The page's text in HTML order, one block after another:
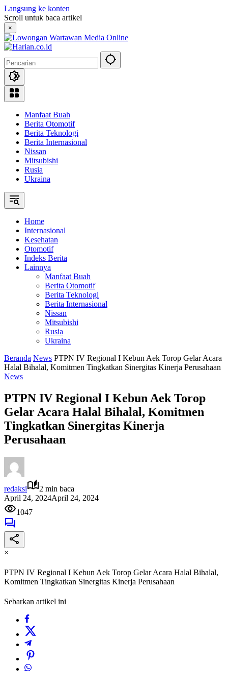
Langsung ke konten
Scroll untuk baca artikel
×
Manfaat Buah
Berita Otomotif
Berita Teknologi
Berita Internasional
Nissan
Mitsubishi
Rusia
Ukraina
Home
Internasional
Kesehatan
Otomotif
Indeks Berita
Lainnya
Manfaat Buah
Berita Otomotif
Berita Teknologi
Berita Internasional
Nissan
Mitsubishi
Rusia
Ukraina
Beranda News PTPN IV Regional I Kebun Aek Torop Gelar Acara
Halal Bihalal, Komitmen Tingkatkan Sinergitas Kinerja Perusahaan
News
PTPN IV Regional I Kebun Aek Torop
Gelar Acara Halal Bihalal, Komitmen
Tingkatkan Sinergitas Kinerja
Perusahaan
redaksi
2 min baca
April 24, 2024April 24, 2024
1047
×
PTPN IV Regional I Kebun Aek Torop Gelar Acara Halal Bihalal,
Komitmen Tingkatkan Sinergitas Kinerja Perusahaan
Sebarkan artikel ini